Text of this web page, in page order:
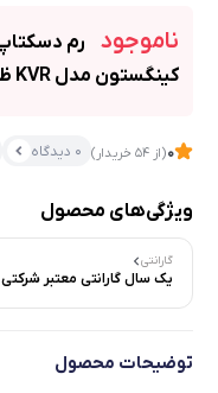
ناموجود
کینگستون مدل KVR ظرفیت 8 گیگابایت
0(از 54 خریدار) 0 دیدگاه
ویژگی‌های محصول
گارانتی
یک سال گارانتی معتبر شرکتی
توضیحات محصول